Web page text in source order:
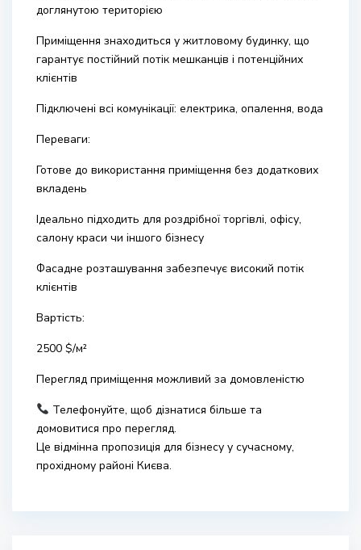
доглянутою територією
Приміщення знаходиться у житловому будинку, що
гарантує постійний потік мешканців і потенційних
клієнтів
Підключені всі комунікації: електрика, опалення, вода
Переваги:
Готове до використання приміщення без додаткових
вкладень
Ідеально підходить для роздрібної торгівлі, офісу,
салону краси чи іншого бізнесу
Фасадне розташування забезпечує високий потік
клієнтів
Вартість:
2500 $/м²
Перегляд приміщення можливий за домовленістю
Телефонуйте, щоб дізнатися більше та
домовитися про перегляд.
Це відмінна пропозиція для бізнесу у сучасному,
прохідному районі Києва.